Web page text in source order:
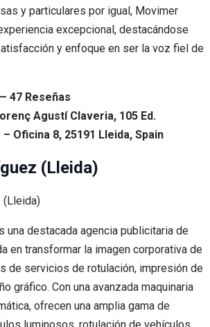
y particulares por igual, Movimer
excepcional, destacándose
y enfoque en ser la voz fiel de
47 Reseñas
Agustí Claveria, 105 Ed.
Oficina 8, 25191 Lleida, Spain
(Lleida)
una destacada agencia publicitaria de
en transformar la imagen corporativa de
de servicios de rotulación, impresión de
gráfico. Con una avanzada maquinaria
ofrecen una amplia gama de